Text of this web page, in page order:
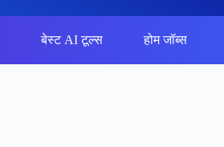
बेस्ट AI टूल्स होम जॉब्स